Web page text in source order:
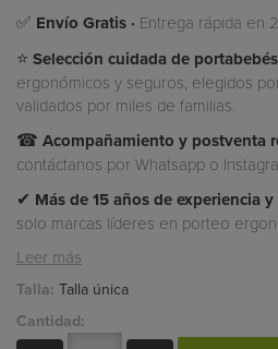
✅ Envío Gratis · Entrega rápida en
⭐ Selección cuidada de portabebés
ergonómicos y seguros, elegidos
validados por miles de familias.
☎ Acompañamiento y postventa
contáctanos por Whatsapp o
✔ Más de 15 años de experiencia
solo marcas líderes en porteo
Leer más
Talla: Talla única
Cantidad: